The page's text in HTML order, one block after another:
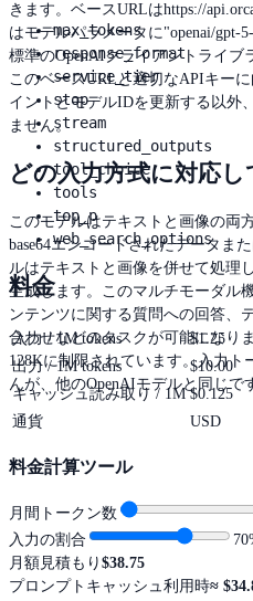
きます。ベースURLはhttps://
はモデルパラメータに"openai/gpt-
標準のOpenAIクライアントライブ
このベースURLと適切なAPIキー
イントとモデルIDを更新する以外
ません。
どの入力方式に対応
このモデルはテキストと画像の両
base64エンコードされたデータま
ルはテキストと画像を併せて処理
生成します。このマルチモーダル
ンテンツに関する質問への回答、
合わせなどのタスクが可能になり
128Kに制限されています。入力
んが、他のOpenAIモデルと同じで
max_tokens
response_format
service_tier
stop
stream
structured_outputs
tool_choice
tools
top_p
web_search_options
料金
入力 / 1M tokens
$1.25
出力 / 1M tokens
$10.00
キャッシュ読み取り / 1M $0.125
通貨
USD
料金計算ツール
月間トークン数
入力の割合
70
月額見積もり $38.75
プロンプトキャッシュ利用時≈